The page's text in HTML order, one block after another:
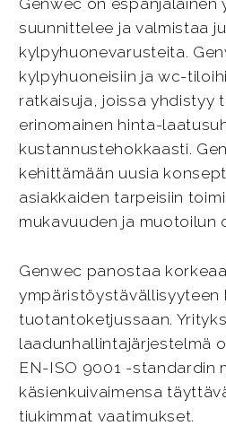
Genwec on espanjalainen
suunnittelee ja valmistaa
kylpyhuonevarusteita.
kylpyhuoneisiin ja wc-
ratkaisuja, joissa yhdistyy
erinomainen hinta-
kustannustehokkaasti.
kehittämään uusia
asiakkaiden tarpeisiin
mukavuuden ja muotoilun
Genwec panostaa
ympäristöystävällisyyteen
tuotantoketjussaan.
laadunhallintajärjestelmä
EN-ISO 9001 -standardin
käsienkuivaimensa
tiukimmat vaatimukset.